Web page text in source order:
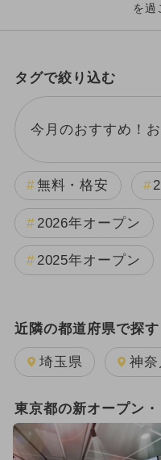
を過
タグで絞り込む
今月のおすすめ！
無料・格安
2026年オープン
2025年オープン
2024年のイベント
夏休み 日帰
GW(ゴールデンウ
近隣の都道府県で探す
埼玉県 神奈
東京都の新オープン